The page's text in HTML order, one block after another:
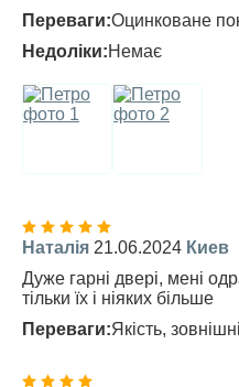
Переваги:Оцинковане
Недоліки:Немає
Наталія 21.06.2024 Киев
Дуже гарні двері, мені
тільки їх і ніяких більше
Переваги:Якість,